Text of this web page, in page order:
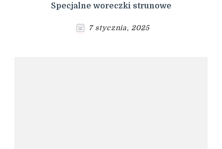
Specjalne woreczki strunowe
7 stycznia, 2025